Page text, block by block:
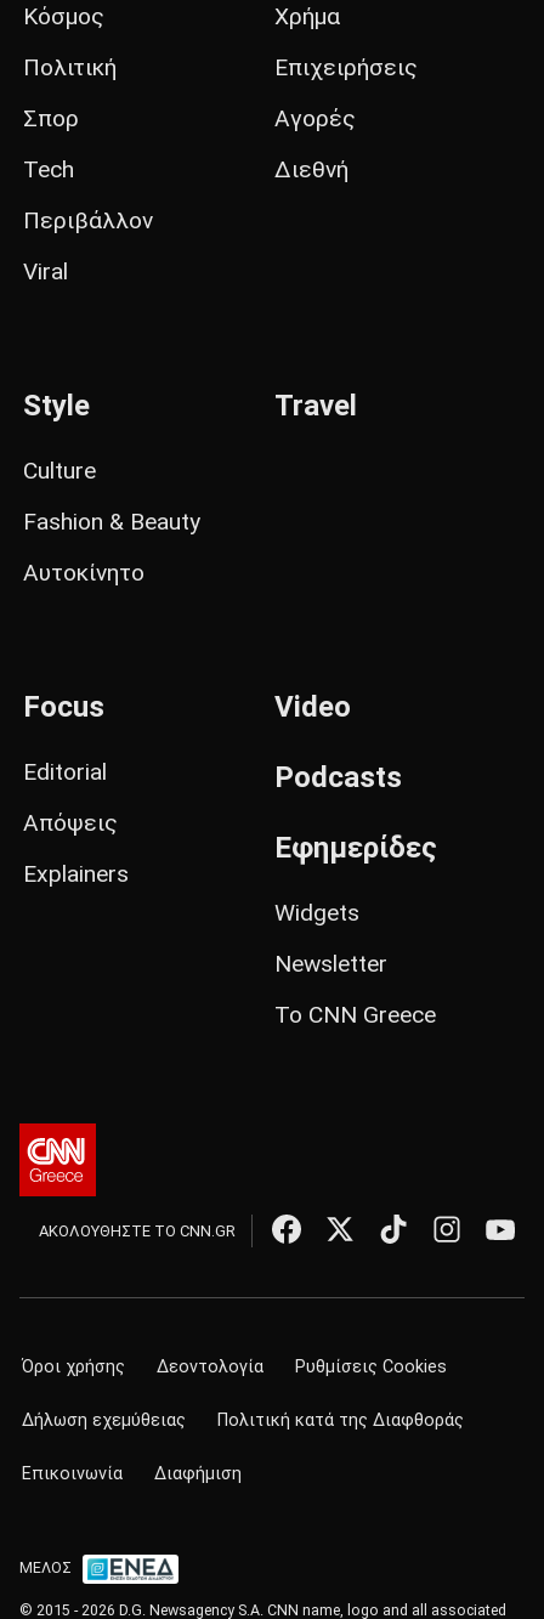
Κόσμος
Πολιτική
Σπορ
Tech
Περιβάλλον
Viral
Χρήμα
Επιχειρήσεις
Αγορές
Διεθνή
Style
Culture
Fashion & Beauty
Αυτοκίνητο
Travel
Focus
Editorial
Απόψεις
Explainers
Video
Podcasts
Εφημερίδες
Widgets
Newsletter
Το CNN Greece
ΑΚΟΛΟΥΘΗΣΤΕ ΤΟ CNN.GR
Όροι χρήσης Δεοντολογία Ρυθμίσεις Cookies
Δήλωση εχεμύθειας Πολιτική κατά της Διαφθοράς
Επικοινωνία Διαφήμιση
ΜΕΛΟΣ
© 2015 - 2026 D.G. Newsagency S.A. CNN name, logo and all associated